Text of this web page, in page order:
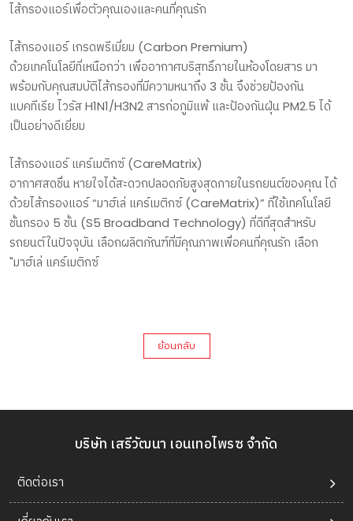
ไส้กรองแอร์เพื่อตัวคุณเองและคนที่คุณรัก
ไส้กรองแอร์ เกรดพรีเมี่ยม (Carbon Premium)
ด้วยเทคโนโลยีที่เหนือกว่า เพื่ออากาศบริสุทธิ์ภายในห้องโดยสาร มา
พร้อมกับคุณสมบัติไส้กรองที่มีความหนาถึง 3 ชั้น จึงช่วยป้องกัน
แบคทีเรีย ไวรัส H1N1/H3N2 สารก่อภูมิแพ้ และป้องกันฝุ่น PM2.5 ได้
เป็นอย่างดีเยี่ยม
ไส้กรองแอร์ แคร์เมติกซ์ (CareMatrix)
อากาศสดชื่น หายใจได้สะดวกปลอดภัยสูงสุดภายในรถยนต์ของคุณ ได้
ด้วยไส้กรองแอร์ “มาฮ์เล่ แคร์เมติกซ์ (CareMatrix)” ที่ใช้เทคโนโลยี
ชั้นกรอง 5 ชั้น (S5 Broadband Technology) ที่ดีที่สุดสำหรับ
รถยนต์ในปัจจุบัน เลือกผลิตภัณฑ์ที่มีคุณภาพเพื่อคนที่คุณรัก เลือก
"มาฮ์เล่ แคร์เมติกซ์
ย้อนกลับ
บริษัท เสรีวัฒนา เอนเทอไพรซ จำกัด
ติดต่อเรา